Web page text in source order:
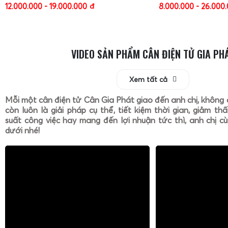
12.000.000 - 19.000.000 đ 8.000.000 -
VIDEO SẢN PHẨM CÂN ĐIỆN TỬ GIA
Xem tất cả
Mỗi một cân điện tử Cân Gia Phát giao đến anh chị, không
còn luôn là giải pháp cụ thể, tiết kiệm thời gian, giảm
suất công việc hay mang đến lợi nhuận tức thì, anh chị
dưới nhé!